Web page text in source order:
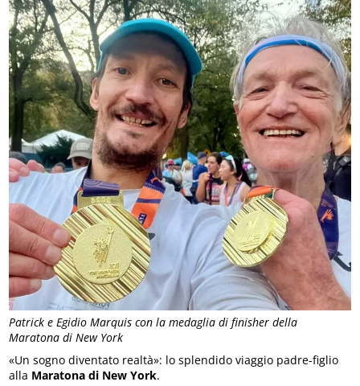
Patrick e Egidio Marquis con la medaglia di finisher della
Maratona di New York
«Un sogno diventato realtà»: lo splendido viaggio padre-figlio
alla Maratona di New York.